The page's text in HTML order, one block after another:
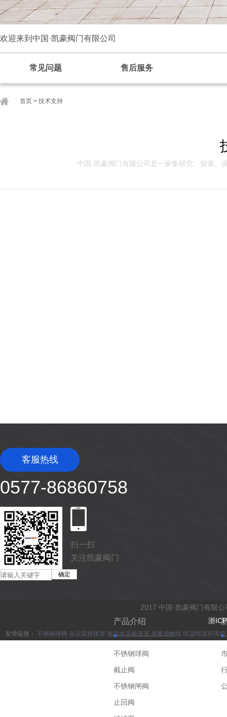
欢迎来到中国·凯豪阀门有限公司
常见问题 售后服务
首页 > 技术支持
中国·凯豪阀门有限公司是一家集研究、探索
客服热线
0577-86860758
扫一扫
关注凯豪阀门
产品介绍
不锈钢球阀
截止阀
不锈钢闸阀
止回阀
2017 中国·凯豪阀门有限
浙
友情链接： 不锈钢球阀 会议室拼接屏 低温水浴振荡器 单极滑触线 恒温恒湿环境箱